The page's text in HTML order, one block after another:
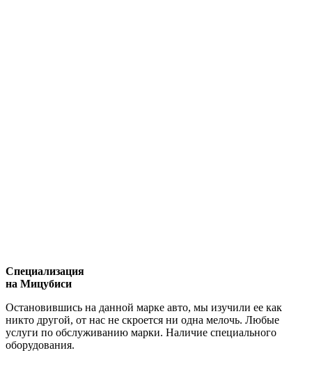
Специализация
на Мицубиси
Остановившись на данной марке авто, мы изучили ее как
никто другой, от нас не скроется ни одна мелочь. Любые
услуги по обслуживанию марки. Наличие специального
оборудования.